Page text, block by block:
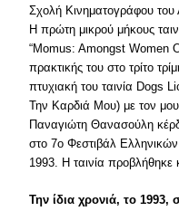
Σχολή Κινηματογράφου του
Η πρώτη μικρού μήκους
“Momus: Amongst Women
πρακτικής του στο τρίτο
πτυχιακή του ταινία Dogs
Την Καρδιά Μου) με τον
Παναγιώτη Θανασούλη
στο 7ο Φεστιβάλ
1993. Η ταινία προβλήθηκε
Την ίδια χρονιά, το